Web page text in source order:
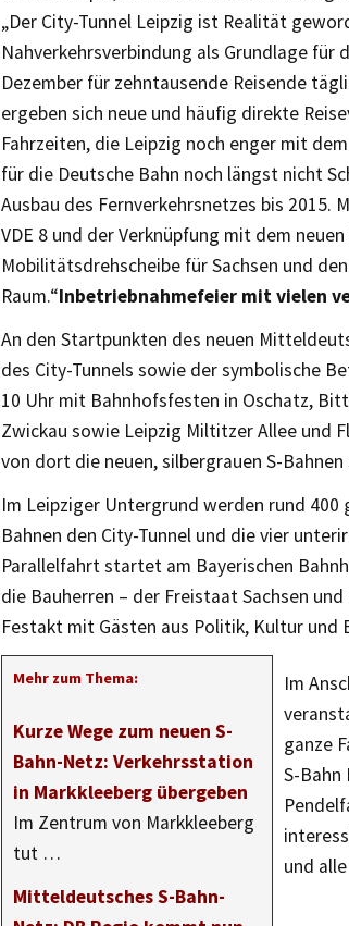
„Der City-Tunnel Leipzig ist Realität
Nahverkehrsverbindung als Grundlage
Dezember für zehntausende Reisende
ergeben sich neue und häufig direkte
Fahrzeiten, die Leipzig noch enger mit
für die Deutsche Bahn noch längst nicht
Ausbau des Fernverkehrsnetzes bis 2015.
VDE 8 und der Verknüpfung mit dem
Mobilitätsdrehscheibe für Sachsen und
Raum.“Inbetriebnahmefeier mit vielen
An den Startpunkten des neuen
des City-Tunnels sowie der symbolische
10 Uhr mit Bahnhofsfesten in Oschatz,
Zwickau sowie Leipzig Miltitzer Allee und
von dort die neuen, silbergrauen S-
Im Leipziger Untergrund werden rund
Bahnen den City-Tunnel und die vier
Parallelfahrt startet am Bayerischen
die Bauherren – der Freistaat Sachsen
Festakt mit Gästen aus Politik, Kultur und
Mehr zum Thema:
Kurze Wege zum neuen S-
Bahn-Netz: Verkehrsstation
in Markkleeberg übergeben
Im Zentrum von Markkleeberg
tut …
Mitteldeutsches S-Bahn-
Im
ganze
S-
und